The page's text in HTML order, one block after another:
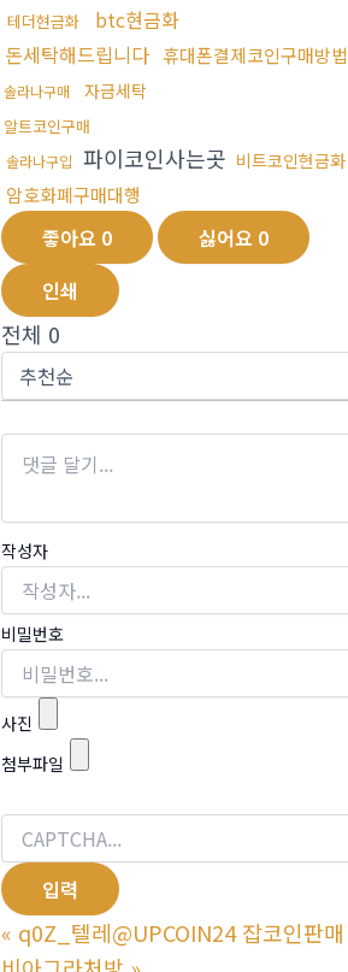
테더현금화
btc현금화
돈세탁해드립니다 휴대폰결제코인구매방법
솔라나구매 자금세탁
알트코인구매
솔라나구입 파이코인사는곳 비트코인현금화
암호화폐구매대행
좋아요 0 싫어요 0
인쇄
전체 0
작성자
비밀번호
사진
첨부파일
« q0Z_텔레@UPCOIN24 잡코인판